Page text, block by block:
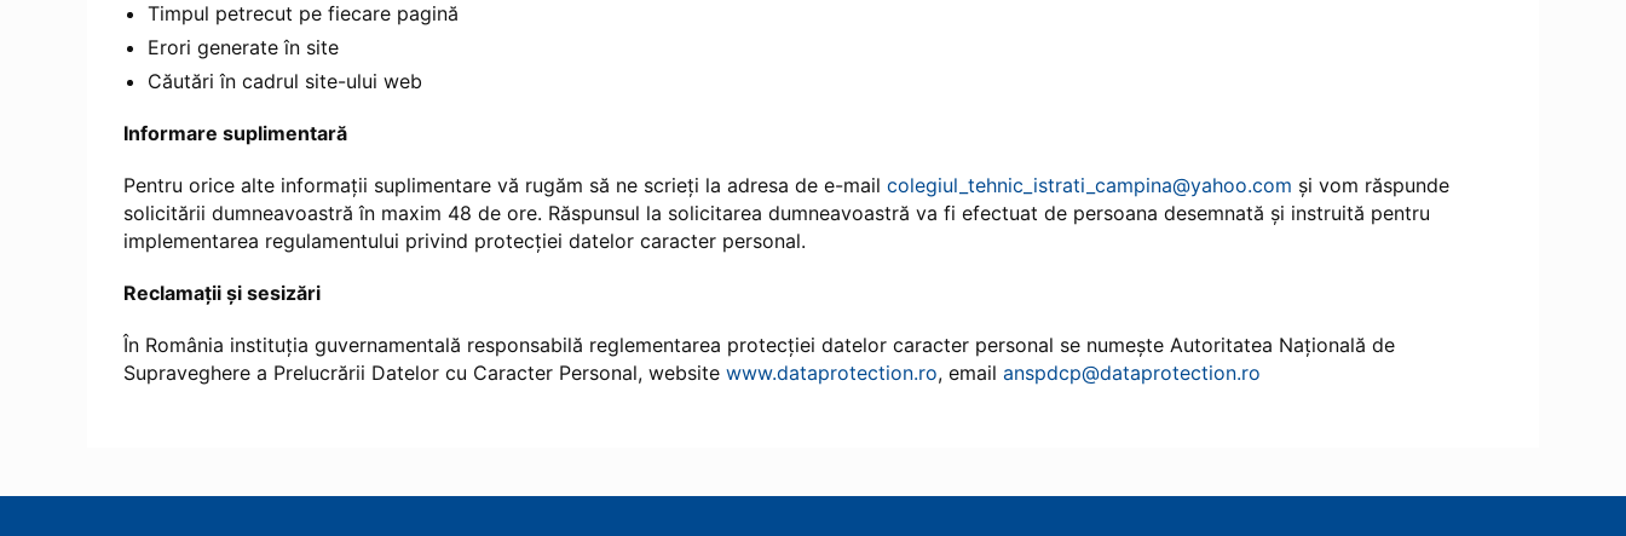
Timpul petrecut pe fiecare pagină
Erori generate în site
Căutări în cadrul site-ului web
Informare suplimentară
Pentru orice alte informații suplimentare vă rugăm să ne scrieți la adresa de e-mail colegiul_tehnic_istrati_campina@yahoo.com și vom răspunde
solicitării dumneavoastră în maxim 48 de ore. Răspunsul la solicitarea dumneavoastră va fi efectuat de persoana desemnată și instruită pentru
implementarea regulamentului privind protecției datelor caracter personal.
Reclamații și sesizări
În România instituția guvernamentală responsabilă reglementarea protecției datelor caracter personal se numește Autoritatea Națională de
Supraveghere a Prelucrării Datelor cu Caracter Personal, website www.dataprotection.ro, email anspdcp@dataprotection.ro